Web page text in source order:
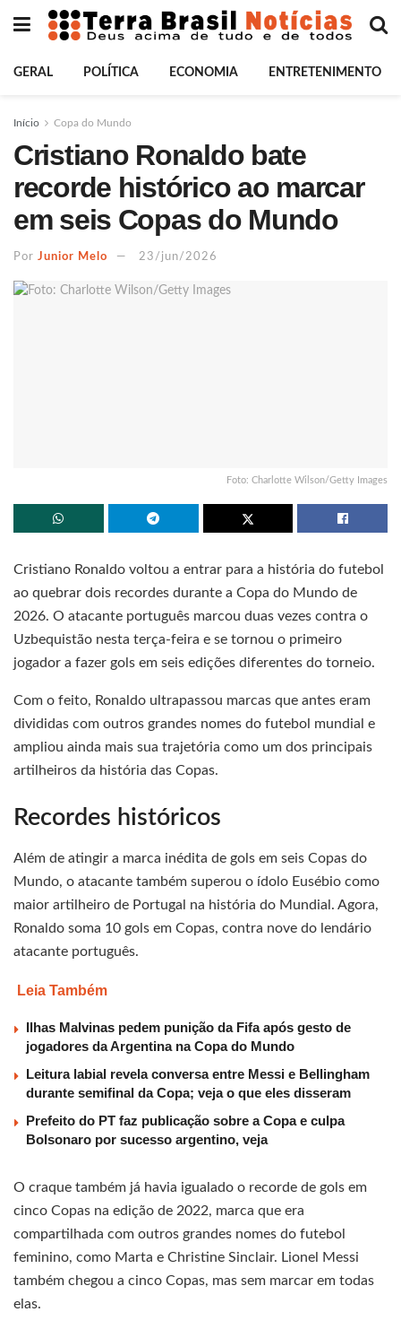
GERAL POLÍTICA ECONOMIA ENTRETENIMENTO
Início Copa do Mundo
Cristiano Ronaldo bate
recorde histórico ao marcar
em seis Copas do Mundo
Por Junior Melo 23/jun/2026
Foto: Charlotte Wilson/Getty Images
Cristiano Ronaldo voltou a entrar para a história do futebol
ao quebrar dois recordes durante a Copa do Mundo de
2026. O atacante português marcou duas vezes contra o
Uzbequistão nesta terça-feira e se tornou o primeiro
jogador a fazer gols em seis edições diferentes do torneio.
Com o feito, Ronaldo ultrapassou marcas que antes eram
divididas com outros grandes nomes do futebol mundial e
ampliou ainda mais sua trajetória como um dos principais
artilheiros da história das Copas.
Recordes históricos
Além de atingir a marca inédita de gols em seis Copas do
Mundo, o atacante também superou o ídolo Eusébio como
maior artilheiro de Portugal na história do Mundial. Agora,
Ronaldo soma 10 gols em Copas, contra nove do lendário
atacante português.
Leia Também
Ilhas Malvinas pedem punição da Fifa após gesto de
jogadores da Argentina na Copa do Mundo
Leitura labial revela conversa entre Messi e Bellingham
durante semifinal da Copa; veja o que eles disseram
Prefeito do PT faz publicação sobre a Copa e culpa
Bolsonaro por sucesso argentino, veja
O craque também já havia igualado o recorde de gols em
cinco Copas na edição de 2022, marca que era
compartilhada com outros grandes nomes do futebol
feminino, como Marta e Christine Sinclair. Lionel Messi
também chegou a cinco Copas, mas sem marcar em todas
elas.